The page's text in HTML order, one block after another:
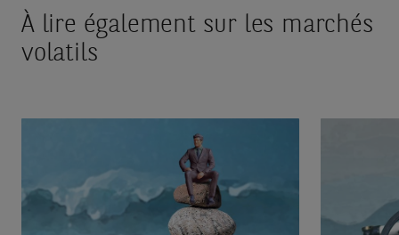
À lire également sur les marchés
volatils